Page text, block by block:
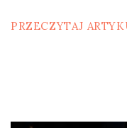
PRZECZYTAJ